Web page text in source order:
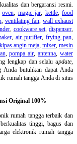
dan bergaransi resmi.
oven, magic jar, kettle,food
, ventilating fan, wall exhaust
, cookware set,dispenser,
, air purifier, frying pan,
kipas angin meja, mixer,mesin
,pompa air,antenna,water
lengkap dan selalu update,
Anda butuhkan dapat Anda
rumah tangga Anda di situs
Original 100%
rumah tangga terbaik dan
tinggi, bagus dan
elektronik rumah tangga